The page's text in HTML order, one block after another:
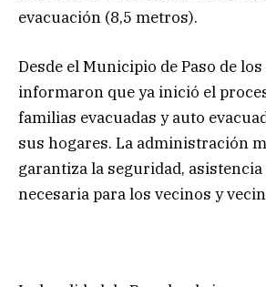
evacuación (8,5 metros).
Desde el Municipio de Paso de
informaron que ya inició el
familias evacuadas y auto
sus hogares. La administración
garantiza la seguridad,
necesaria para los vecinos y